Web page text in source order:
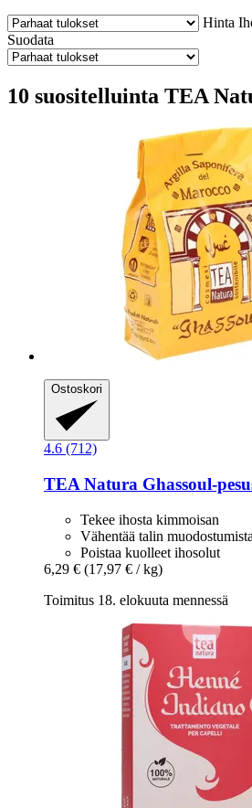
Hinta
Suodata
10 suositelluinta TEA
Ostoskori
4.6 (712)
TEA Natura Ghassoul-​
Tekee ihosta kimmoisan
Vähentää talin muodostumista
Poistaa kuolleet ihosolut
6,29 € (17,97 € / kg)
Toimitus 18. elokuuta mennessä